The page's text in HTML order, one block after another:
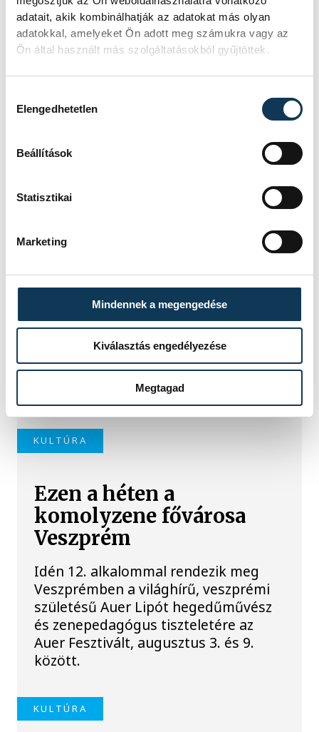
adatait, akik kombinálhatják az adatokat más olyan
adatokkal, amelyeket Ön adott meg számukra vagy az
Ön által használt más szolgáltatásokból gyűjtöttek.
Elengedhetetlen
Beállítások
Statisztikai
Marketing
Mindennek a megengedése
Kiválasztás engedélyezése
Megtagad
KULTÚRA
Filmpremierek a
Filmpikniken
Két premierrel és egy premier előtti
vetítéssel készül a Veszprém-Balaton
Filmpiknik, amely augusztus 27. és 29.
között várja a nézőket Veszprémben
és Balatonfüreden.
KULTÚRA
Ezen a héten a
komolyzene fővárosa
Veszprém
Idén 12. alkalommal rendezik meg
Veszprémben a világhírű, veszprémi
születésű Auer Lipót hegedűművész
és zenepedagógus tiszteletére az
Auer Fesztivált, augusztus 3. és 9.
között.
KULTÚRA